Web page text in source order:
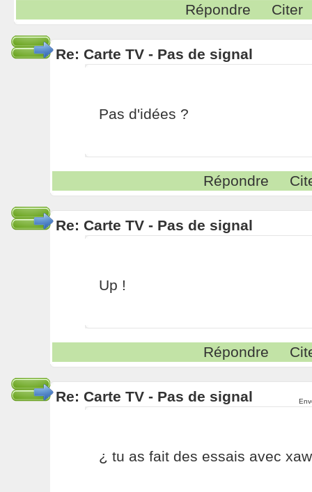
Répondre Citer
Re: Carte TV - Pas de signal
Pas d'idées ?
Répondre
Re: Carte TV - Pas de signal
Up !
Répondre
Re: Carte TV - Pas de signal
¿ tu as fait des essais avec